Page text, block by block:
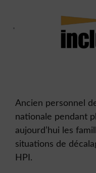
Ancien personnel
nationale pendant
aujourd’hui les
situations de
HPI.